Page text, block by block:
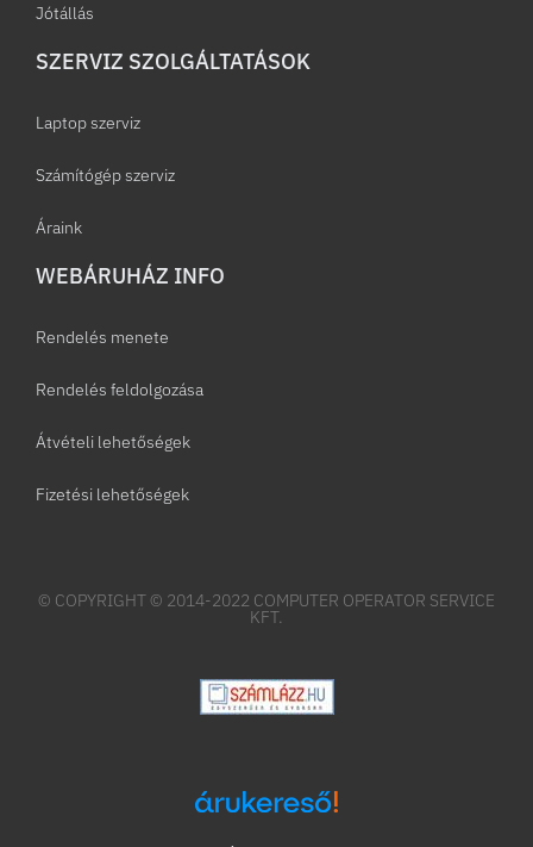
Jótállás
SZERVIZ SZOLGÁLTATÁSOK
Laptop szerviz
Számítógép szerviz
Áraink
WEBÁRUHÁZ INFO
Rendelés menete
Rendelés feldolgozása
Átvételi lehetőségek
Fizetési lehetőségek
© COPYRIGHT © 2014-2022 COMPUTER OPERATOR SERVICE
KFT.